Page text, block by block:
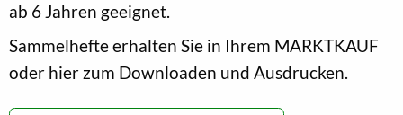
ab 6 Jahren geeignet.
Sammelhefte erhalten Sie in Ihrem MARKTKAUF
oder hier zum Downloaden und Ausdrucken.